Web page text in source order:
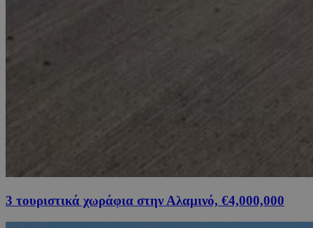
3 τουριστικά χωράφια στην Αλαμινό, €4,000,000